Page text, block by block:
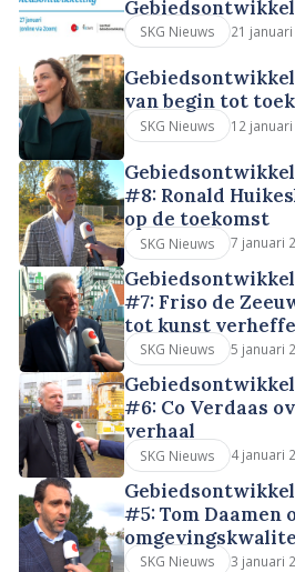
SKG Nieuws 21 januari
van begin tot
SKG Nieuws 12 januari
#8: Ronald
op de toekomst
SKG Nieuws 7 januari
#7: Friso de
tot kunst
SKG Nieuws 5 januari
#6: Co Verdaas
verhaal
SKG Nieuws 4 januari
#5: Tom Daamen
SKG Nieuws 3 januari